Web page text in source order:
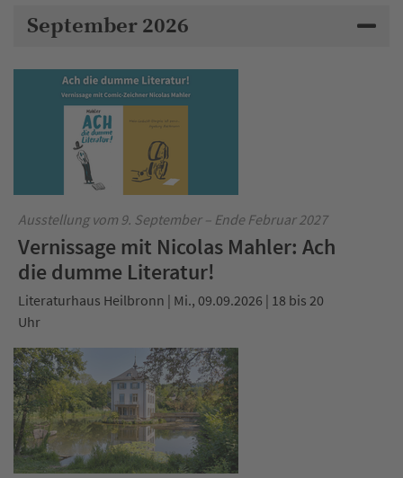
September 2026
Ausstellung vom 9. September – Ende Februar 2027
Vernissage mit Nicolas Mahler: Ach
die dumme Literatur!
Literaturhaus Heilbronn | Mi., 09.09.2026 | 18 bis 20
Uhr